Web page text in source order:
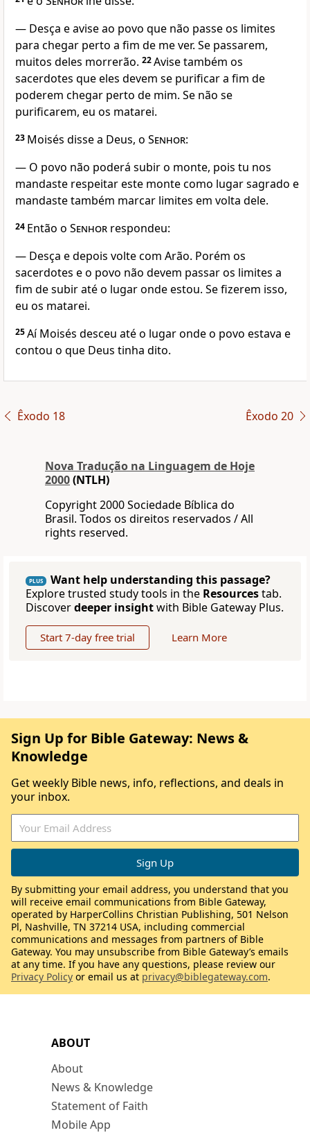
— Desça e avise ao povo que não passe os limites
para chegar perto a fim de me ver. Se passarem,
muitos deles morrerão. 22Avise também os
sacerdotes que eles devem se purificar a fim de
poderem chegar perto de mim. Se não se
purificarem, eu os matarei.
23 Moisés disse a Deus, o Senhor:
— O povo não poderá subir o monte, pois tu nos
mandaste respeitar este monte como lugar sagrado e
mandaste também marcar limites em volta dele.
24 Então o Senhor respondeu:
— Desça e depois volte com Arão. Porém os
sacerdotes e o povo não devem passar os limites a
fim de subir até o lugar onde estou. Se fizerem isso,
eu os matarei.
25Aí Moisés desceu até o lugar onde o povo estava e
contou o que Deus tinha dito.
Êxodo 18 Êxodo 20
Nova Traduҫão na Linguagem de Hoje
2000(NTLH)
Copyright 2000 Sociedade Bíblica do
Brasil. Todos os direitos reservados / All
rights reserved.
PLUS
Want help understanding this passage?
Explore trusted study tools in the Resourcestab.
Discoverdeeper insightwith Bible Gateway Plus.
Start 7-day free trial Learn More
ABOUT
About
News & Knowledge
Statement of Faith
Mobile App
Sign Up for Bible Gateway: News &
Knowledge
Get weekly Bible news, info, reflections, and deals in
your inbox.
By submitting your email address, you understand that you
will receive email communications from Bible Gateway,
operated by HarperCollins Christian Publishing, 501 Nelson
Pl, Nashville, TN 37214 USA, including commercial
communications and messages from partners of Bible
Gateway. You may unsubscribe from Bible Gateway’s emails
at any time. If you have any questions, please review our
Privacy Policy or email us at privacy@biblegateway.com.